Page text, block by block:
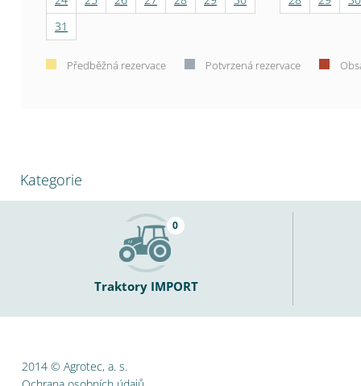
31
Předběžná rezervace Potvrzená rezervace
Kategorie
Traktory IMPORT
0
2014 © Agrotec, a. s.